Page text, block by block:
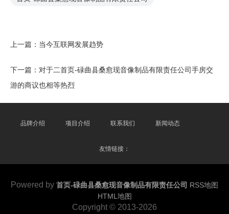
上一篇： 当今互联网发展趋势
下一篇： 对于二首页-碌曲县桑愈现音像制品有限责任公司手房交
游的商议也相等热烈
品牌介绍 项目介绍 联系我们 新闻动态
友情链接：
Powered by 首页-碌曲县桑愈现音像制品有限责任公司 RSS地图
HTML地图
Copyright © 2013-2026